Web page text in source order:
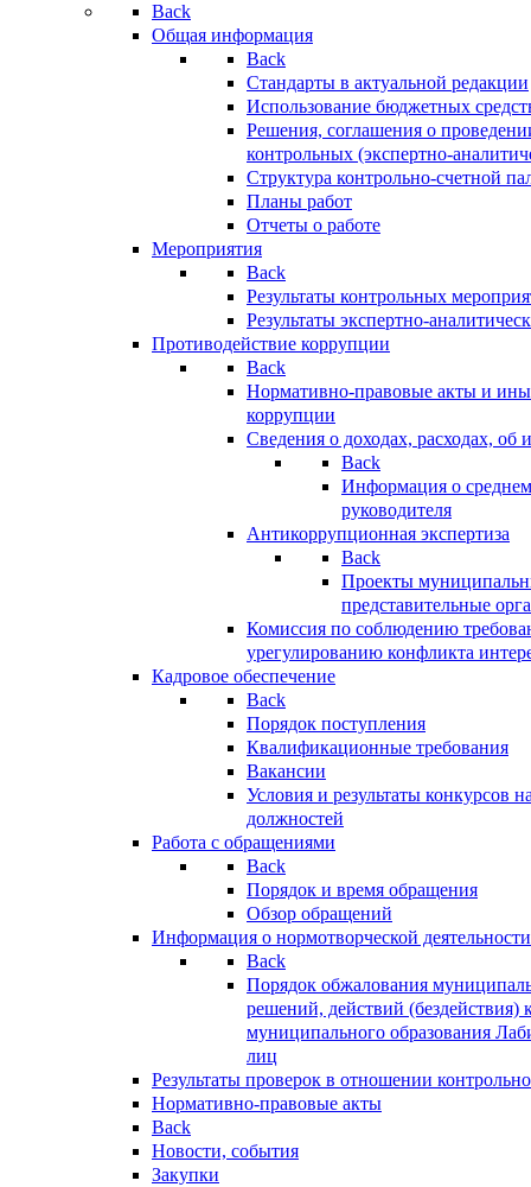
Back
Общая информация
Back
Стандарты в актуальной редакции
Использование бюджетных
Решения, соглашения о
контрольных (экспертно-
Структура контрольно-счетной
Планы работ
Отчеты о работе
Мероприятия
Back
Результаты контрольных
Результаты экспертно-
Противодействие коррупции
Back
Нормативно-правовые акты и
коррупции
Сведения о доходах, расходах, об
Back
Информация о
руководителя
Антикоррупционная экспертиза
Back
Проекты
представительные
Комиссия по соблюдению
урегулированию конфликта
Кадровое обеспечение
Back
Порядок поступления
Квалификационные требования
Вакансии
Условия и результаты конкурсов
должностей
Работа с обращениями
Back
Порядок и время обращения
Обзор обращений
Информация о нормотворческой деятельности
Back
Порядок обжалования
решений, действий (бездействия)
муниципального образования
лиц
Результаты проверок в отношении
Нормативно-правовые акты
Back
Новости, события
Закупки